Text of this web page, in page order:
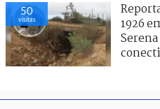
50
visitas
1926